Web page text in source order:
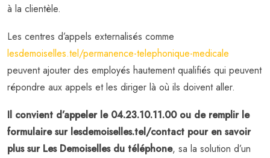
à la clientèle.
Les centres d’appels externalisés comme
lesdemoiselles.tel/permanence-telephonique-medicale
peuvent ajouter des employés hautement qualifiés qui peuvent
répondre aux appels et les diriger là où ils doivent aller.
Il convient d’appeler le 04.23.10.11.00 ou de remplir le
formulaire sur lesdemoiselles.tel/contact pour en savoir
plus sur Les Demoiselles du téléphone, sa la solution d’un